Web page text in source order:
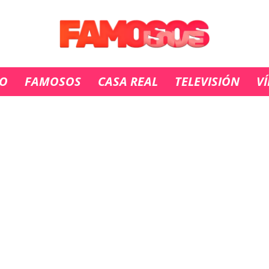
FAMOSOS CASA REAL TELEVISIÓN